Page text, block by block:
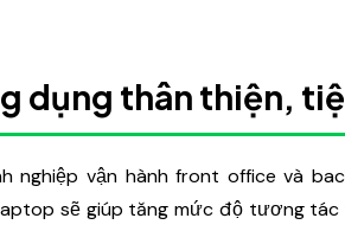
dụng thân thiện,
nghiệp vận hành front office và
sẽ giúp tăng mức độ tương